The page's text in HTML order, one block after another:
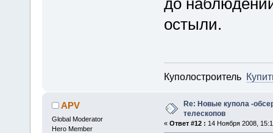
остыли.
Куполостроитель
APV
Global Moderator
Hero Member
Re: Новые купола -
телескопов
« Ответ #12 : 14 Ноября 2008,